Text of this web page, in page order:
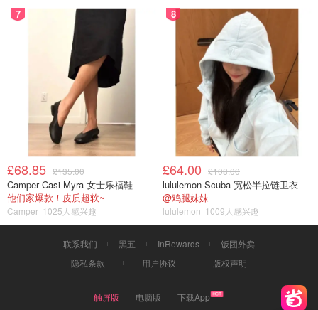
7
£68.85 £135.00
Camper Casi Myra 女士乐福鞋
他们家爆款！皮质超软~
Camper 1025人感兴趣
8
£64.00 £108.00
lululemon Scuba 宽松半拉链卫衣
@鸡腿妹妹
lululemon 1009人感兴趣
联系我们 黑五 InRewards
饭团外卖
隐私条款
用户协议 版权声明
触屏版 电脑版 下载App